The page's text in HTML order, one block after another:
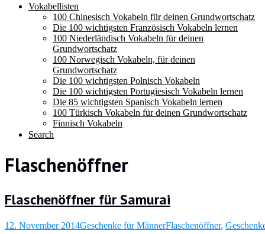
Vokabellisten
100 Chinesisch Vokabeln für deinen Grundwortschatz
Die 100 wichtigsten Französisch Vokabeln lernen
100 Niederländisch Vokabeln für deinen
Grundwortschatz
100 Norwegisch Vokabeln, für deinen
Grundwortschatz
Die 100 wichtigsten Polnisch Vokabeln
Die 100 wichtigsten Portugiesisch Vokabeln lernen
Die 85 wichtigsten Spanisch Vokabeln lernen
100 Türkisch Vokabeln für deinen Grundwortschatz
Finnisch Vokabeln
Search
Flaschenöffner
Flaschenöffner für Samurai
12. November 2014Geschenke für MännerFlaschenöffner,